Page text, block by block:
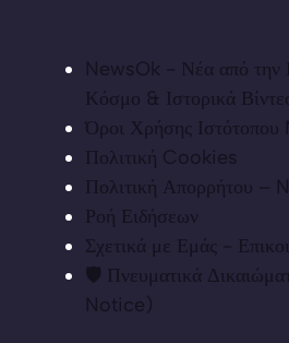
NewsOk - Νέα από την
Κόσμο & Ιστορικά
Όροι Χρήσης
Πολιτική Cookies
Πολιτική Απορρήτου –
Ροή Ειδήσεων
Σχετικά με Εμάς -
🛡️ Πνευματικά
Notice)